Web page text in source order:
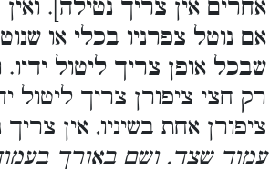
אחרים אין צריך נטילה]. ואין
אם נוטל צפרניו בכלי או
שבכל אופן צריך ליטול
רק חצי ציפורן צריך ליטול
ציפורן אחת בשיניו, אין צריך
עמוד שצד. ושם באורך